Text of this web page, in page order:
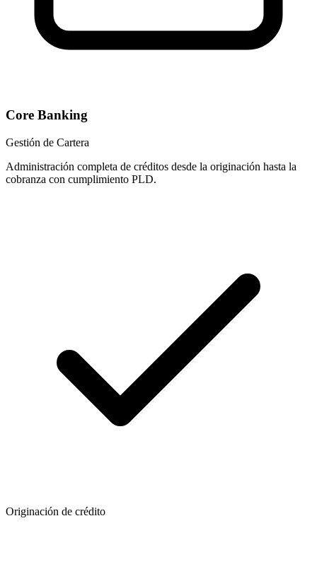
Core Banking
Gestión de Cartera
Administración completa de créditos desde la originación hasta la
cobranza con cumplimiento PLD.
Originación de crédito